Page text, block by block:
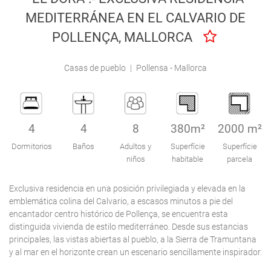
Engel & Völkers Holiday Villas
Atención al Cliente
MEDITERRÁNEA EN EL CALVARIO DE
POLLENÇA, MALLORCA
Casas de pueblo | Pollensa - Mallorca
4
Dormitorios
4
Baños
8
Adultos y
niños
380m²
Superfície
habitable
2000 m²
Superfície
parcela
Exclusiva residencia en una posición privilegiada y elevada en la
emblemática colina del Calvario, a escasos minutos a pie del
encantador centro histórico de Pollença, se encuentra esta
distinguida vivienda de estilo mediterráneo. Desde sus estancias
principales, las vistas abiertas al pueblo, a la Sierra de Tramuntana
y al mar en el horizonte crean un escenario sencillamente inspirador.